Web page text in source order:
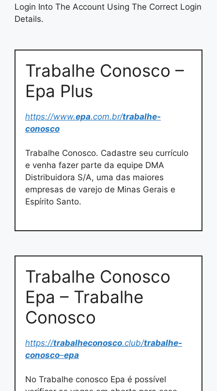
Login Into The Account Using The Correct Login
Details.
Trabalhe Conosco –
Epa Plus
https://www.epa.com.br/trabalhe-
conosco
Trabalhe Conosco. Cadastre seu currículo
e venha fazer parte da equipe DMA
Distribuidora S/A, uma das maiores
empresas de varejo de Minas Gerais e
Espírito Santo.
Trabalhe Conosco
Epa – Trabalhe
Conosco
https://trabalheconosco.club/trabalhe-
conosco–epa
No Trabalhe conosco Epa é possível